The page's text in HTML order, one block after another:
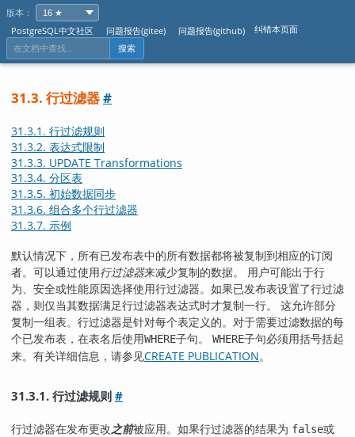
版本：
PostgreSQL中文社区
问题报告(gitee) 问题报告(github) 纠错本页面
搜索
31.3. 行过滤器#
31.3.1. 行过滤规则
31.3.2. 表达式限制
31.3.3. UPDATE Transformations
31.3.4. 分区表
31.3.5. 初始数据同步
31.3.6. 组合多个行过滤器
31.3.7. 示例
默认情况下，所有已发布表中的所有数据都将被复制到相应的订阅
者。可以通过使用行过滤器来减少复制的数据。 用户可能出于行
为、安全或性能原因选择使用行过滤器。如果已发布表设置了行过滤
器，则仅当其数据满足行过滤器表达式时才复制一行。 这允许部分
复制一组表。行过滤器是针对每个表定义的。对于需要过滤数据的每
个已发布表，在表名后使用WHERE子句。 WHERE子句必须用括号括起
来。有关详细信息，请参见CREATE PUBLICATION。
31.3.1. 行过滤规则#
行过滤器在发布更改之前被应用。如果行过滤器的结果为 false或